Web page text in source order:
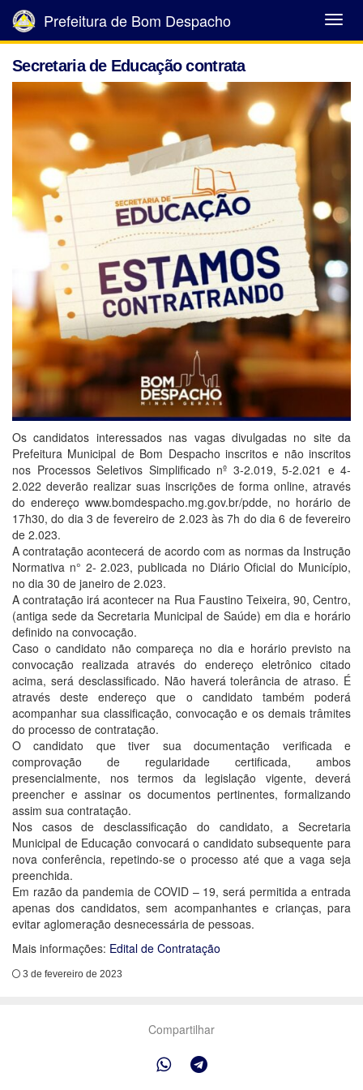
Abrir
Menu
Prefeitura de Bom Despacho
Secretaria de Educação contrata
Os candidatos interessados nas vagas divulgadas no site da
Prefeitura Municipal de Bom Despacho inscritos e não inscritos
nos Processos Seletivos Simplificado nº 3-2.019, 5-2.021 e 4-
2.022 deverão realizar suas inscrições de forma online, através
do endereço www.bomdespacho.mg.gov.br/pdde, no horário de
17h30, do dia 3 de fevereiro de 2.023 às 7h do dia 6 de fevereiro
de 2.023.
A contratação acontecerá de acordo com as normas da Instrução
Normativa n° 2- 2.023, publicada no Diário Oficial do Município,
no dia 30 de janeiro de 2.023.
A contratação irá acontecer na Rua Faustino Teixeira, 90, Centro,
(antiga sede da Secretaria Municipal de Saúde) em dia e horário
definido na convocação.
Caso o candidato não compareça no dia e horário previsto na
convocação realizada através do endereço eletrônico citado
acima, será desclassificado. Não haverá tolerância de atraso. É
através deste endereço que o candidato também poderá
acompanhar sua classificação, convocação e os demais trâmites
do processo de contratação.
O candidato que tiver sua documentação verificada e
comprovação de regularidade certificada, ambos
presencialmente, nos termos da legislação vigente, deverá
preencher e assinar os documentos pertinentes, formalizando
assim sua contratação.
Nos casos de desclassificação do candidato, a Secretaria
Municipal de Educação convocará o candidato subsequente para
nova conferência, repetindo-se o processo até que a vaga seja
preenchida.
Em razão da pandemia de COVID – 19, será permitida a entrada
apenas dos candidatos, sem acompanhantes e crianças, para
evitar aglomeração desnecessária de pessoas.
Mais informações: Edital de Contratação
3 de fevereiro de 2023
Compartilhar